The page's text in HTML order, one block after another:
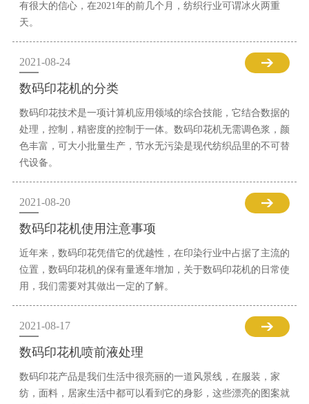
有很大的信心，在2021年的前几个月，纺织行业可谓冰火两重
天。
2021-08-24
数码印花机的分类
数码印花技术是一项计算机应用领域的综合技能，它结合数据的
处理，控制，精密度的控制于一体。数码印花机无需调色浆，颜
色丰富，可大小批量生产，节水无污染是现代纺织品里的不可替
代设备。
2021-08-20
数码印花机使用注意事项
近年来，数码印花凭借它的优越性，在印染行业中占据了主流的
位置，数码印花机的保有量逐年增加，关于数码印花机的日常使
用，我们需要对其做出一定的了解。
2021-08-17
数码印花机喷前液处理
数码印花产品是我们生活中很亮丽的一道风景线，在服装，家
纺，面料，居家生活中都可以看到它的身影，这些漂亮的图案就